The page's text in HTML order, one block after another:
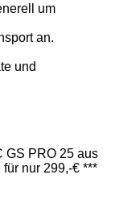
um
an.
und
GS PRO 25 aus
nur 299,-€ ***